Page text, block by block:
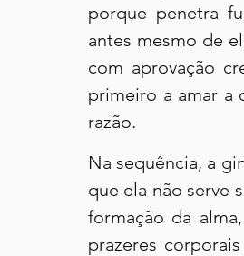
porque penetra
antes mesmo de
com aprovação
primeiro a amar a
razão.
Na sequência, a
que ela não serve
formação da
prazeres